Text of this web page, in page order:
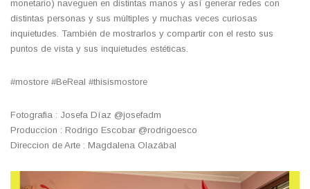
monetario) naveguen en distintas manos y así generar redes con
distintas personas y sus múltiples y muchas veces curiosas
inquietudes. También de mostrarlos y compartir con el resto sus
puntos de vista y sus inquietudes estéticas.
#mostore #BeReal #thisismostore
Fotografia : Josefa Díaz @josefadm
Produccion : Rodrigo Escobar @rodrigoesco
Direccion de Arte : Magdalena Olazábal